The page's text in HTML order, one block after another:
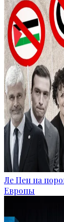
Ле Пен на
Европы